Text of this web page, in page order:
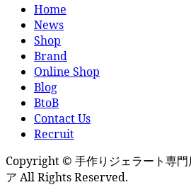
Home
News
Shop
Brand
Online Shop
Blog
BtoB
Contact Us
Recruit
Copyright © 手作りジェラート専
ア All Rights Reserved.